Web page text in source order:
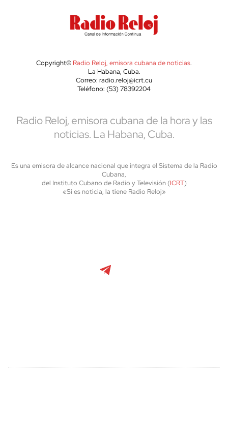
Copyright© Radio Reloj, emisora cubana de noticias.
La Habana, Cuba.
Correo: radio.reloj@icrt.cu
Teléfono: (53) 78392204
Radio Reloj, emisora cubana de la hora y las
noticias. La Habana, Cuba.
Es una emisora de alcance nacional que integra el Sistema de la Radio
Cubana,
del Instituto Cubano de Radio y Televisión (ICRT)
«Si es noticia, la tiene Radio Reloj»